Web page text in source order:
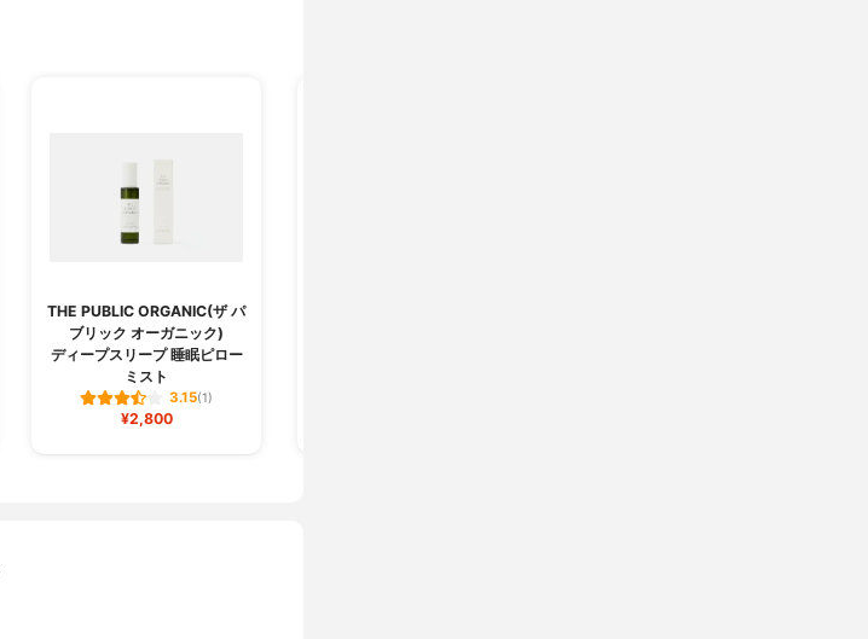
THE PUBLIC ORGANIC(ザ パ
ブリック オーガニック)
ディープスリープ 睡眠ピロー
ミスト
3.15(1)
¥2,800